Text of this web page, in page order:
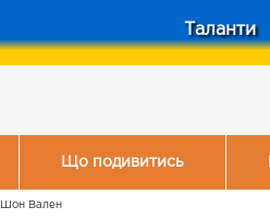
Таланти
Що подивитись
Шон Вален